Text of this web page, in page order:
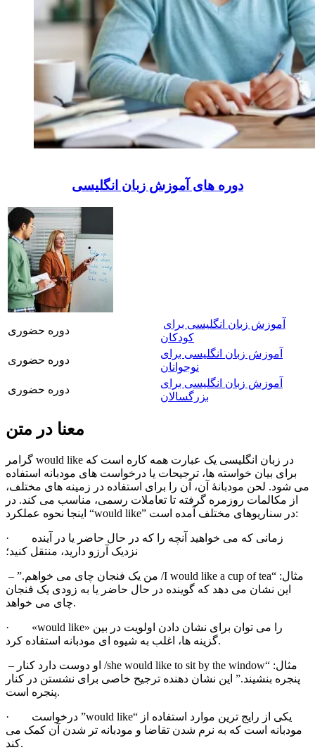
دوره های آموزش زبان انگلیسی
دوره حضوری
آموزش زبان انگلیسی برای
کودکان
دوره حضوری
آموزش زبان انگلیسی برای
نوجوانان
دوره حضوری
آموزش زبان انگلیسی برای
بزرگسالان
معنا در متن
گرامر would like در زبان انگلیسی یک عبارت همه کاره است که
برای بیان خواسته ها، ترجیحات یا درخواست های مودبانه استفاده
می شود. لحن مودبانۀ آن، آن را برای استفاده در زمینه های مختلف،
از مکالمات روزمره گرفته تا تعاملات رسمی، مناسب می کند. در
اینجا نحوه عملکرد “would like” در سناریوهای مختلف آمده است:
· زمانی که می خواهید آنچه را که در حال حاضر یا در آینده
نزدیک آرزو دارید، منتقل کنید؛
– مثال: “I would like a cup of tea/ من یک فنجان چای می خواهم.”
این نشان می دهد که گوینده در حال حاضر یا به زودی یک فنجان
چای می خواهد.
· «would like» را می توان برای نشان دادن اولویت در بین
گزینه ها، اغلب به شیوه ای مودبانه استفاده کرد.
– مثال: “she would like to sit by the window/ او دوست دارد کنار
پنجره بنشیند.” این نشان دهنده ترجیح خاصی برای نشستن در کنار
پنجره است.
· یکی از رایج ترین موارد استفاده از “would like” درخواست
مودبانه است که به نرم شدن تقاضا و مودبانه تر شدن آن کمک می
کند.